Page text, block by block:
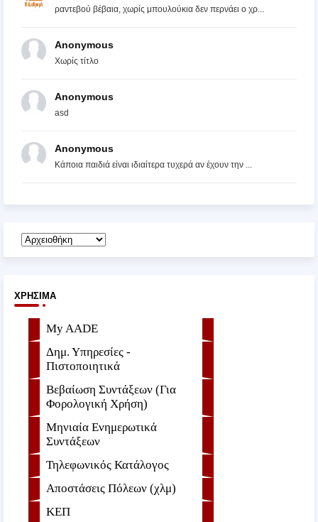
ραντεβού βέβαια, χωρίς μπουλούκια δεν περνάει ο χρ...
Anonymous
Χωρίς τίτλο
Anonymous
asd
Anonymous
Κάποια παιδιά είναι ιδιαίτερα τυχερά αν έχουν την ...
ΧΡΉΣΙΜΑ
My AADE
Δημ. Υπηρεσίες -
Πιστοποιητικά
Βεβαίωση Συντάξεων (Για
Φορολογική Χρήση)
Μηνιαία Ενημερωτικά
Συντάξεων
Τηλεφωνικός Κατάλογος
Αποστάσεις Πόλεων (χλμ)
ΚΕΠ